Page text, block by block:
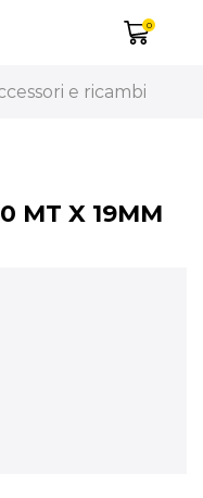
0
e ricambi
MT X 19MM